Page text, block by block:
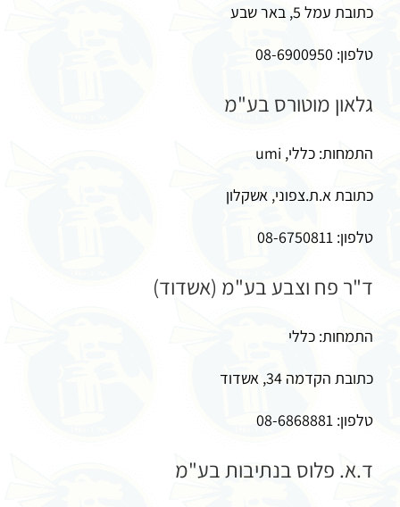
כתובת עמל 5, באר שבע
טלפון: 08-6900950
גלאון מוטורס בע"מ
התמחות: כללי, umi
כתובת א.ת.צפוני, אשקלון
טלפון: 08-6750811
ד"ר פח וצבע בע"מ (אשדוד)
התמחות: כללי
כתובת הקדמה 34, אשדוד
טלפון: 08-6868881
ד.א. פלוס בנתיבות בע"מ